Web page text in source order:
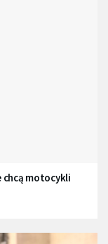
chcą motocykli